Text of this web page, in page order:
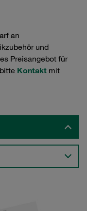
an
und
Preisangebot für
Kontakt mit